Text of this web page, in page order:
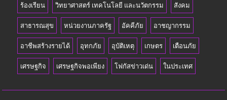
ร้องเรียน วิทยาศาสตร์ เทคโนโลยี และนวัตกรรม สังคม
สาธารณสุข หน่วยงานภาครัฐ อัคคีภัย อาชญากรรม
อาชีพสร้างรายได้ อุทกภัย อุบัติเหตุ เกษตร เตือนภัย
เศรษฐกิจ เศรษฐกิจพอเพียง โฟกัสข่าวเด่น ในประเทศ